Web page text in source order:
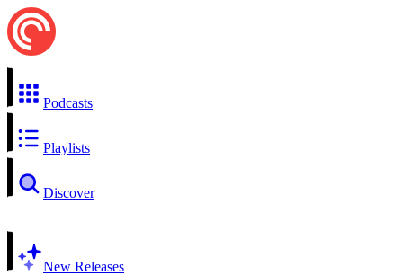
Podcasts
Playlists
Discover
New Releases